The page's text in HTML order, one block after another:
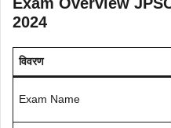
2024
विवरण
Exam Name